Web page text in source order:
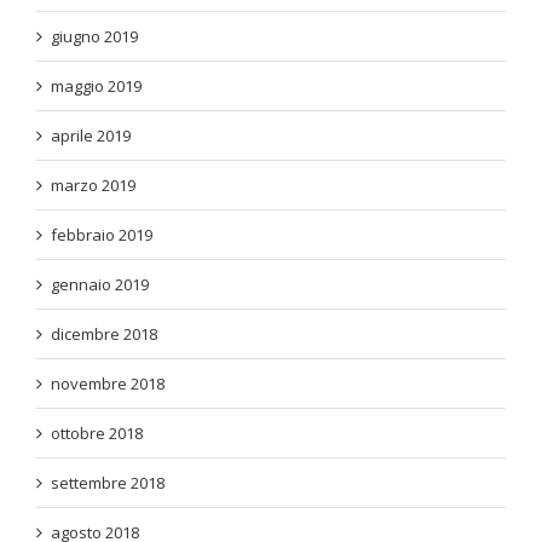
giugno 2019
maggio 2019
aprile 2019
marzo 2019
febbraio 2019
gennaio 2019
dicembre 2018
novembre 2018
ottobre 2018
settembre 2018
agosto 2018